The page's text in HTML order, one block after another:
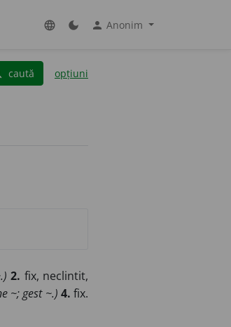
language dark_mode person Anonim
caută opțiuni
2. fix, neclintit,
~; gest ~.) 4. fix.